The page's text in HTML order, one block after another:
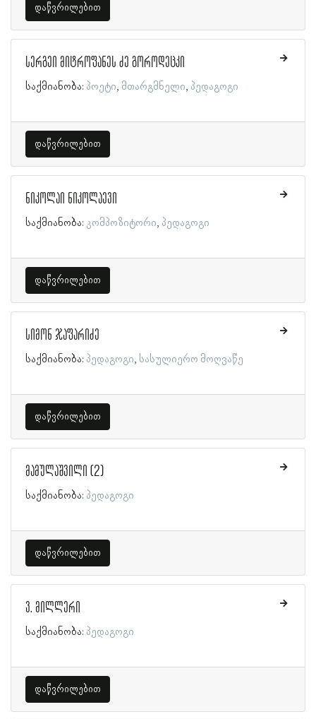
დაწვრილებით
სერგეი მიტროფანეს ძე გოროდეცკი
საქმიანობა: პოეტი მთარგმნელი პედაგოგი
დაწვრილებით
ნიკოლაი ნიკოლაევი
საქმიანობა: კომპოზიტორი პედაგოგი
დაწვრილებით
სიმონ ჯაფარიძე
საქმიანობა: პედაგოგი სასულიერო მოღვაწე
დაწვრილებით
მამულაშვილი (2)
საქმიანობა: პედაგოგი
დაწვრილებით
ვ. მილლერი
საქმიანობა: პედაგოგი
დაწვრილებით